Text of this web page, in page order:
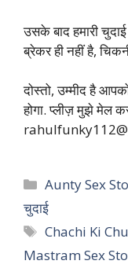
उसके बाद हमारी
ब्रेकर ही नहीं है,
दोस्तो, उम्मीद है
होगा. प्लीज़ मुझे मेल
Categories
Aunty Sex
चुदाई
Tags
Chachi Ki
Mastram Sex